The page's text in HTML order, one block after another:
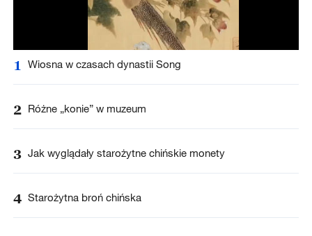
1 Wiosna w czasach dynastii Song
2 Różne „konie” w muzeum
3 Jak wyglądały starożytne chińskie monety
4 Starożytna broń chińska